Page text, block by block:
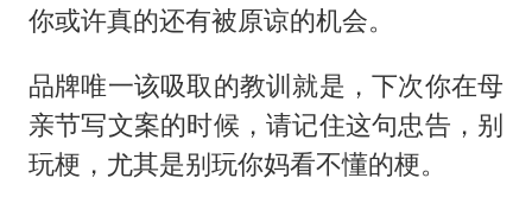
你或许真的还有被原谅的机会。
品牌唯一该吸取的教训就是，下次你在母
亲节写文案的时候，请记住这句忠告，别
玩梗，尤其是别玩你妈看不懂的梗。